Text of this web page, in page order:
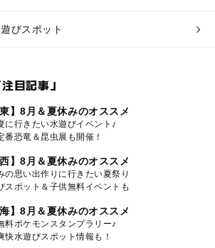
びスポット
目記事」
東】8月＆夏休みのオススメ
に行きたい水遊びイベント♪
番恐竜＆昆虫展も開催！
西】8月＆夏休みのオススメ
の思い出作りに行きたい夏祭り
スポット＆子供無料イベントも
海】8月＆夏休みのオススメ
料ポケモンスタンプラリー♪
快水遊びスポット情報も！